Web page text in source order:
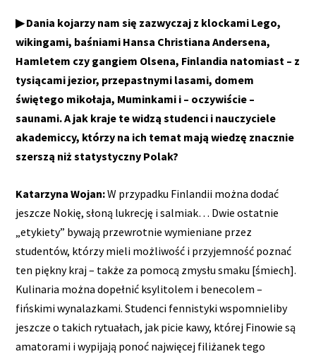
▶ Dania kojarzy nam się zazwyczaj z klockami Lego,
wikingami, baśniami Hansa Christiana Andersena,
Hamletem czy gangiem Olsena, Finlandia natomiast – z
tysiącami jezior, przepastnymi lasami, domem
świętego mikołaja, Muminkami i – oczywiście –
saunami. A jak kraje te widzą studenci i nauczyciele
akademiccy, którzy na ich temat mają wiedzę znacznie
szerszą niż statystyczny Polak?
Katarzyna Wojan:W przypadku Finlandii można dodać
jeszcze Nokię, słoną lukrecję i salmiak… Dwie ostatnie
„etykiety” bywają przewrotnie wymieniane przez
studentów, którzy mieli możliwość i przyjemność poznać
ten piękny kraj – także za pomocą zmysłu smaku [śmiech].
Kulinaria można dopełnić ksylitolem i benecolem –
fińskimi wynalazkami. Studenci fennistyki wspomnieliby
jeszcze o takich rytuałach, jak picie kawy, której Finowie są
amatorami i wypijają ponoć najwięcej filiżanek tego